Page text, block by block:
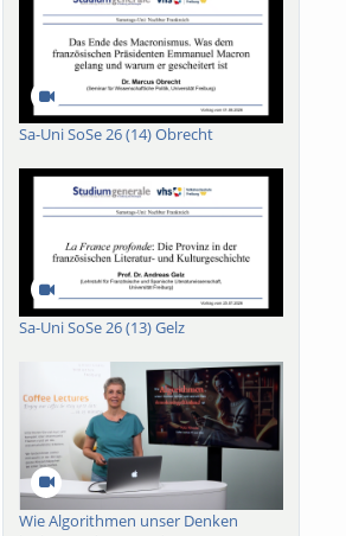
Sa-Uni SoSe 26 (14) Obrecht
Sa-Uni SoSe 26 (13) Gelz
Wie Algorithmen unser Denken